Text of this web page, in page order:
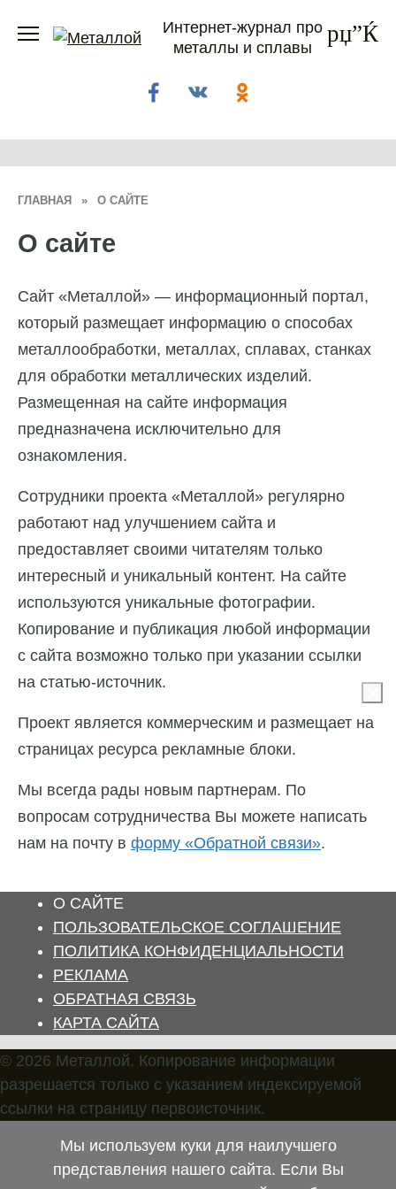
Интернет-журнал про
металлы и сплавы
ГЛАВНАЯ » О САЙТЕ
О сайте
Сайт «Металлой» — информационный портал,
который размещает информацию о способах
металлообработки, металлах, сплавах, станках
для обработки металлических изделий.
Размещенная на сайте информация
предназначена исключительно для
ознакомления.
Сотрудники проекта «Металлой» регулярно
работают над улучшением сайта и
предоставляет своими читателям только
интересный и уникальный контент. На сайте
используются уникальные фотографии.
Копирование и публикация любой информации
с сайта возможно только при указании ссылки
на статью-источник.
Проект является коммерческим и размещает на
страницах ресурса рекламные блоки.
Мы всегда рады новым партнерам. По
вопросам сотрудничества Вы можете написать
нам на почту в форму «Обратной связи».
О САЙТЕ
ПОЛЬЗОВАТЕЛЬСКОЕ СОГЛАШЕНИЕ
ПОЛИТИКА КОНФИДЕНЦИАЛЬНОСТИ
РЕКЛАМА
ОБРАТНАЯ СВЯЗЬ
КАРТА САЙТА
© 2026 Металлой. Копирование информации
разрешается только с указанием индексируемой
ссылки на страницу первоисточник.
Мы используем куки для наилучшего
представления нашего сайта. Если Вы